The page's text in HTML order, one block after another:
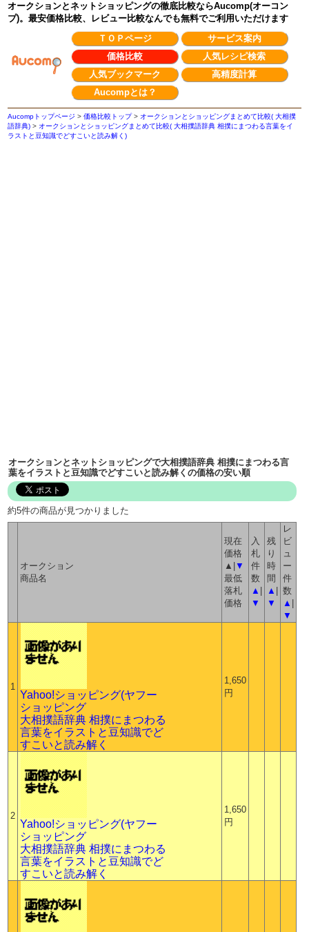
オークションとネットショッピングの徹底比較ならAucomp(オーコン
プ)。最安価格比較、レビュー比較なんでも無料でご利用いただけます
ＴＯＰページ
サービス案内
価格比較
人気レシピ検索
人気ブックマーク
高精度計算
Aucompとは？
Aucompトップページ >価格比較トップ> オークションとショッピングまとめて比較( 大相撲
語辞典) > オークションとショッピングまとめて比較( 大相撲語辞典 相撲にまつわる言葉をイ
ラストと豆知識でどすこいと読み解く)
オークションとネットショッピングで大相撲語辞典 相撲にまつわる言
葉をイラストと豆知識でどすこいと読み解くの価格の安い順
約5件の商品が見つかりました
オークション
商品名
現在
価格
▲|▼
最低
落札
価格
入
札
件
数
▲ |
▼
残
り
時
間
▲ |
▼
レ
ビ
ュ
ー
件
数
▲ |
▼
1
Yahoo!ショッピング(ヤフー
ショッピング
大相撲語辞典 相撲にまつわる
言葉をイラストと豆知識でど
すこいと読み解く
1,650
円
2
Yahoo!ショッピング(ヤフー
ショッピング
大相撲語辞典 相撲にまつわる
言葉をイラストと豆知識でど
すこいと読み解く
1,650
円